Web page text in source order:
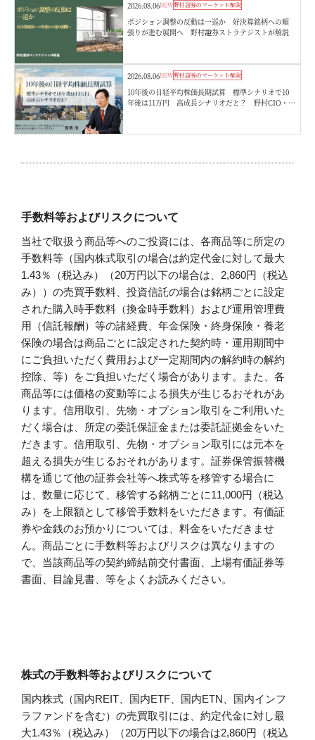
2026.08.06NEW野村證券のマーケット解説
ポジション調整の反動は一巡か 好決算銘柄への順
張りが進む展開へ 野村證券ストラテジストが解説
2026.08.06NEW野村證券のマーケット解説
10年後の日経平均株価長期試算 標準シナリオで10
年後は11万円 高成長シナリオだと？ 野村CIO・宮
手数料等およびリスクについて
当社で取扱う商品等へのご投資には、各商品等に所定の
手数料等（国内株式取引の場合は約定代金に対して最大
1.43％（税込み）（20万円以下の場合は、2,860円（税込
み））の売買手数料、投資信託の場合は銘柄ごとに設定
された購入時手数料（換金時手数料）および運用管理費
用（信託報酬）等の諸経費、年金保険・終身保険・養老
保険の場合は商品ごとに設定された契約時・運用期間中
にご負担いただく費用および一定期間内の解約時の解約
控除、等）をご負担いただく場合があります。また、各
商品等には価格の変動等による損失が生じるおそれがあ
ります。信用取引、先物・オプション取引をご利用いた
だく場合は、所定の委託保証金または委託証拠金をいた
だきます。信用取引、先物・オプション取引には元本を
超える損失が生じるおそれがあります。証券保管振替機
構を通じて他の証券会社等へ株式等を移管する場合に
は、数量に応じて、移管する銘柄ごとに11,000円（税込
み）を上限額として移管手数料をいただきます。有価証
券や金銭のお預かりについては、料金をいただきませ
ん。商品ごとに手数料等およびリスクは異なりますの
で、当該商品等の契約締結前交付書面、上場有価証券等
書面、目論見書、等をよくお読みください。
株式の手数料等およびリスクについて
国内株式（国内REIT、国内ETF、国内ETN、国内インフ
ラファンドを含む）の売買取引には、約定代金に対し最
大1.43％（税込み）（20万円以下の場合は2,860円（税込